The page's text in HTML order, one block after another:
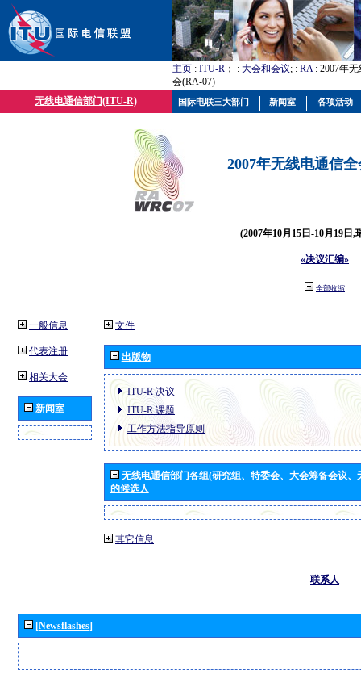
主页 : ITU-R ； : 大会和会议; : RA: 2007年
会(RA-07)
无线电通信部门(ITU-R)
2007年无线电通信
(2007年10月15日-10月19日,
«决议汇编»
全部收缩
一般信息
代表注册
相关大会
新闻室
文件
出版物
ITU-R 决议
ITU-R 课题
工作方法指导原则
无线电通信部门各组(研究组、特委会、大会筹备会议
的候选人
其它信息
联系人
[Newsflashes]
国际电联三大部门 新闻室 各项活动